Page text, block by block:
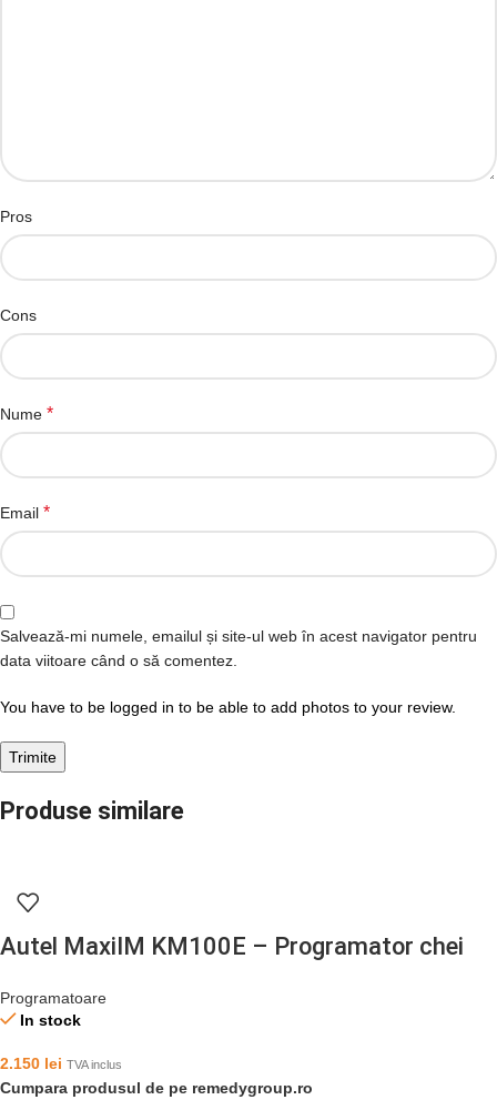
Pros
Cons
Nume *
Email *
Salvează-mi numele, emailul și site-ul web în acest navigator pentru
data viitoare când o să comentez.
You have to be logged in to be able to add photos to your review.
Produse similare
Autel MaxiIM KM100E – Programator chei
Programatoare
In stock
2.150 lei TVA inclus
Cumpara produsul de pe remedygroup.ro